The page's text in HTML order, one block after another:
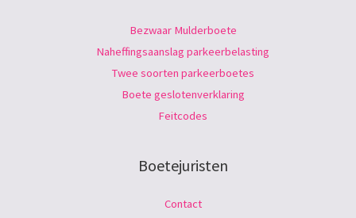
Bezwaar Mulderboete
Naheffingsaanslag parkeerbelasting
Twee soorten parkeerboetes
Boete geslotenverklaring
Feitcodes
Boetejuristen
Contact